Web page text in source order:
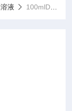
溶液 100mlDTNB溶液（pH8.0）,植物标准品,中间体